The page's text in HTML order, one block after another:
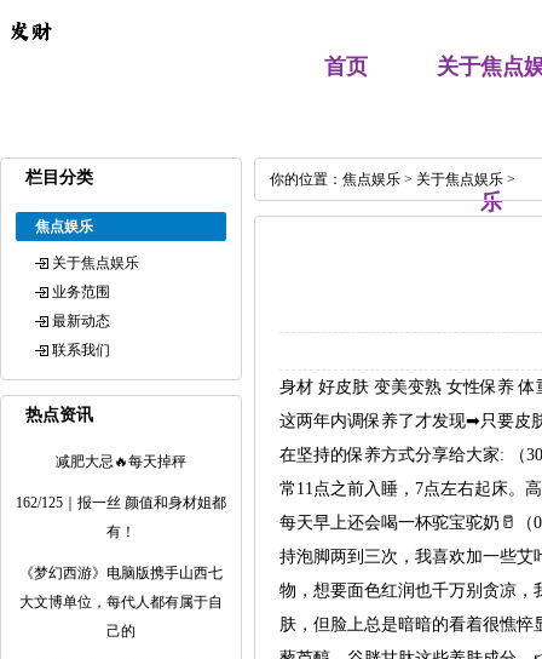
首页 关于焦点
乐
栏目分类
焦点娱乐
关于焦点娱乐
业务范围
最新动态
联系我们
热点资讯
减肥大忌🔥每天掉秤
162/125｜报一丝 颜值和身材姐都
有！
《梦幻西游》电脑版携手山西七
大文博单位，每代人都有属于自
己的
你的位置： 焦点娱乐 > 关于焦点娱乐 >
身材 好皮肤 变美变熟 女性保养
这两年内调保养了才发现➡只要皮
在坚持的保养方式分享给大家: （
常11点之前入睡，7点左右起床。
每天早上还会喝一杯驼宝驼奶🥛
持泡脚两到三次，我喜欢加一些
物，想要面色红润也千万别贪凉，
肤，但脸上总是暗暗的看着很憔